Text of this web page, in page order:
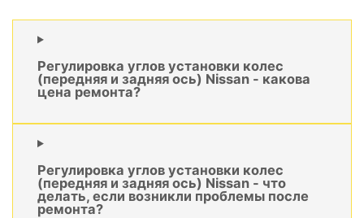
Регулировка углов установки колес
(передняя и задняя ось) Nissan - какова
цена ремонта?
Регулировка углов установки колес
(передняя и задняя ось) Nissan - что
делать, если возникли проблемы после
ремонта?